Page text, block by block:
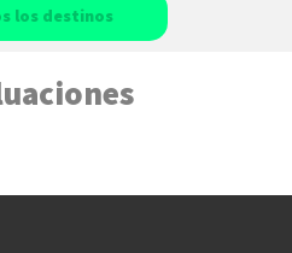
los destinos